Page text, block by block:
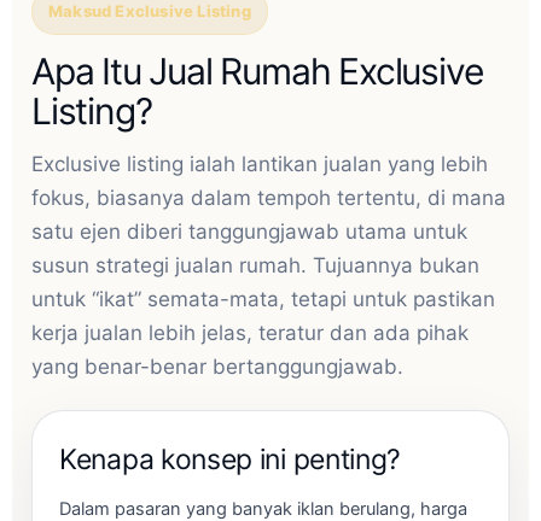
Maksud Exclusive Listing
Apa Itu Jual Rumah Exclusive
Listing?
Exclusive listing ialah lantikan jualan yang lebih
fokus, biasanya dalam tempoh tertentu, di mana
satu ejen diberi tanggungjawab utama untuk
susun strategi jualan rumah. Tujuannya bukan
untuk “ikat” semata-mata, tetapi untuk pastikan
kerja jualan lebih jelas, teratur dan ada pihak
yang benar-benar bertanggungjawab.
Kenapa konsep ini penting?
Dalam pasaran yang banyak iklan berulang, harga